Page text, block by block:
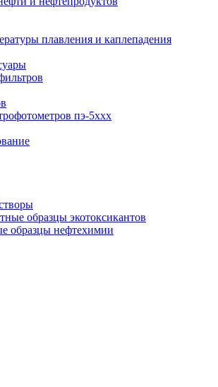
плавления и каплепадения
пэ-5ххх
образцы экотоксикантов
образцы нефтехимии